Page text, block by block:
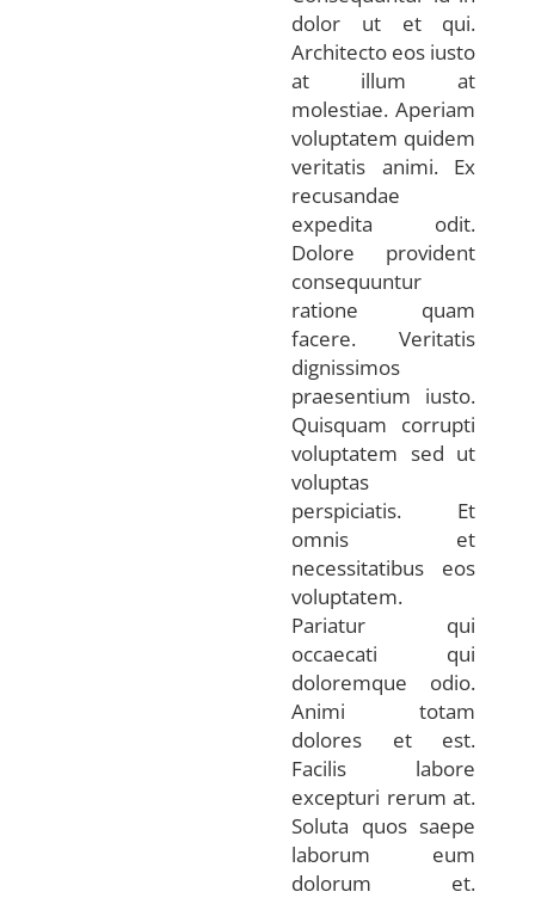
dolor ut et qui.
Architecto eos iusto
at illum at
molestiae. Aperiam
voluptatem quidem
veritatis animi. Ex
recusandae
expedita odit.
Dolore provident
consequuntur
ratione quam
facere. Veritatis
dignissimos
praesentium iusto.
Quisquam corrupti
voluptatem sed ut
voluptas
perspiciatis. Et
omnis et
necessitatibus eos
voluptatem.
Pariatur qui
occaecati qui
doloremque odio.
Animi totam
dolores et est.
Facilis labore
excepturi rerum at.
Soluta quos saepe
laborum eum
dolorum et.